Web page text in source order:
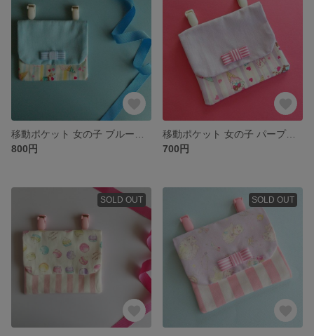
800円
移動ポケット 女の子 パープルアイスクリーム
700円
SOLD OUT SOLD OUT